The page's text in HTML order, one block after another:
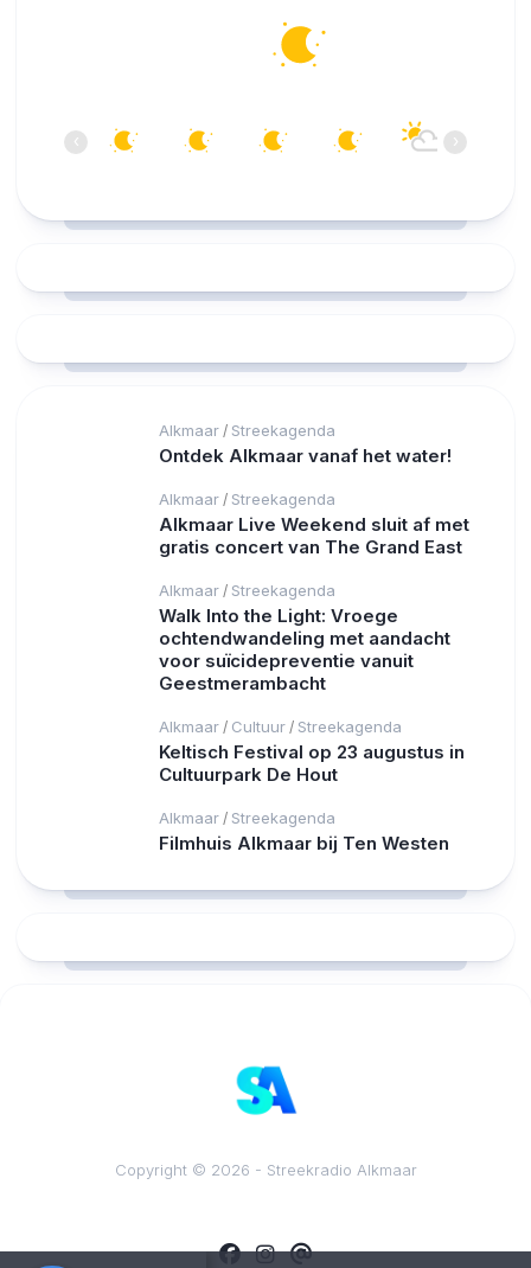
‹ ›
Alkmaar / Streekagenda
Ontdek Alkmaar vanaf het water!
Alkmaar / Streekagenda
Alkmaar Live Weekend sluit af met
gratis concert van The Grand East
Alkmaar / Streekagenda
Walk Into the Light: Vroege
ochtendwandeling met aandacht
voor suïcidepreventie vanuit
Geestmerambacht
Alkmaar / Cultuur / Streekagenda
Keltisch Festival op 23 augustus in
Cultuurpark De Hout
Alkmaar / Streekagenda
Filmhuis Alkmaar bij Ten Westen
Copyright © 2026 - Streekradio Alkmaar